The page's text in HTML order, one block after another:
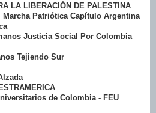
LA LIBERACIÓN DE PALESTINA
Patriótica Capítulo Argentina
Justicia Social Por Colombia
Tejiendo Sur
de Colombia - FEU